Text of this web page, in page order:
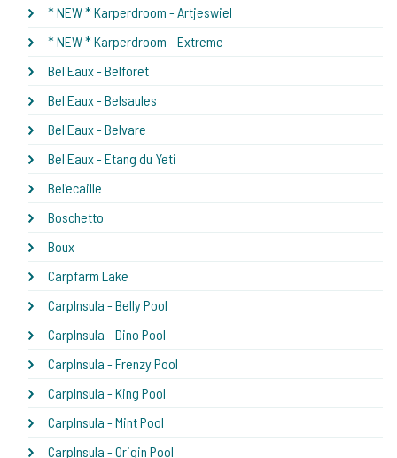
* NEW * Karperdroom - Artjeswiel
* NEW * Karperdroom - Extreme
Bel Eaux - Belforet
Bel Eaux - Belsaules
Bel Eaux - Belvare
Bel Eaux - Etang du Yeti
Bel'ecaille
Boschetto
Boux
Carpfarm Lake
CarpInsula - Belly Pool
CarpInsula - Dino Pool
CarpInsula - Frenzy Pool
CarpInsula - King Pool
CarpInsula - Mint Pool
CarpInsula - Origin Pool